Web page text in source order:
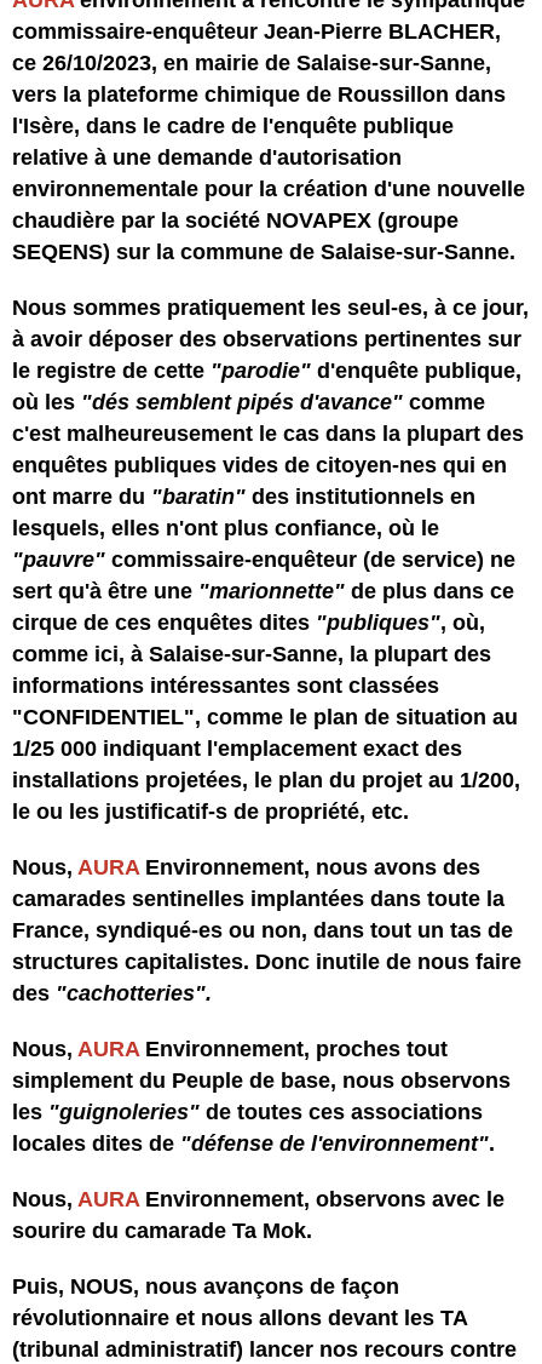
commissaire-enquêteur Jean-Pierre BLACHER,
ce 26/10/2023, en mairie de Salaise-sur-Sanne,
vers la plateforme chimique de Roussillon dans
l'Isère, dans le cadre de l'enquête publique
relative à une demande d'autorisation
environnementale pour la création d'une nouvelle
chaudière par la société NOVAPEX (groupe
SEQENS) sur la commune de Salaise-sur-Sanne.
Nous sommes pratiquement les seul-es, à ce jour,
à avoir déposer des observations pertinentes sur
le registre de cette "parodie" d'enquête publique,
où les "dés semblent pipés d'avance" comme
c'est malheureusement le cas dans la plupart des
enquêtes publiques vides de citoyen-nes qui en
ont marre du "baratin" des institutionnels en
lesquels, elles n'ont plus confiance, où le
"pauvre" commissaire-enquêteur (de service) ne
sert qu'à être une "marionnette" de plus dans ce
cirque de ces enquêtes dites "publiques", où,
comme ici, à Salaise-sur-Sanne, la plupart des
informations intéressantes sont classées
"CONFIDENTIEL", comme le plan de situation au
1/25 000 indiquant l'emplacement exact des
installations projetées, le plan du projet au 1/200,
le ou les justificatif-s de propriété, etc.
Nous, AURAEnvironnement, nous avons des
camarades sentinelles implantées dans toute la
France, syndiqué-es ou non, dans tout un tas de
structures capitalistes. Donc inutile de nous faire
des "cachotteries".
Nous, AURAEnvironnement, proches tout
simplement du Peuple de base, nous observons
les "guignoleries" de toutes ces associations
locales dites de "défense de l'environnement".
Nous, AURA Environnement, observons avec le
sourire du camarade Ta Mok.
Puis, NOUS, nous avançons de façon
révolutionnaire et nous allons devant les TA
(tribunal administratif) lancer nos recours contre